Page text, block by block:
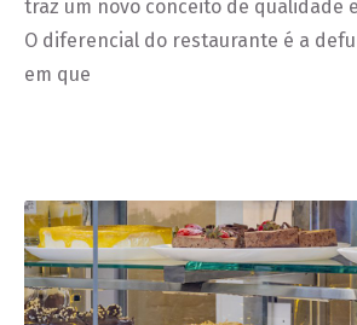
traz um novo conceito de qualidade
O diferencial do restaurante é a
em que